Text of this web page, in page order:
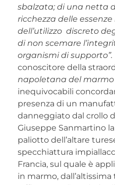
sbalzata; di una netta
ricchezza delle
dell’utilizzo discreto
di non scemare
organismi di supporto”.
conoscitore della
napoletana del marmo
inequivocabili
presenza di un
danneggiato dal crollo
Giuseppe Sanmartino
paliotto dell’altare
specchiattura
Francia, sul quale è
in marmo,